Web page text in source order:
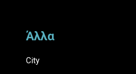
Άλλα
City